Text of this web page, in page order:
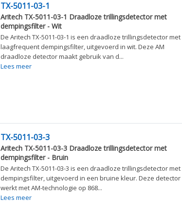
TX-5011-03-1
Aritech TX-5011-03-1 Draadloze trillingsdetector met
dempingsfilter - Wit
De Aritech TX-5011-03-1 is een draadloze trillingsdetector met
laagfrequent dempingsfilter, uitgevoerd in wit. Deze AM
draadloze detector maakt gebruik van d...
Lees meer
TX-5011-03-3
Aritech TX-5011-03-3 Draadloze trillingsdetector met
dempingsfilter - Bruin
De Aritech TX-5011-03-3 is een draadloze trillingsdetector met
dempingsfilter, uitgevoerd in een bruine kleur. Deze detector
werkt met AM-technologie op 868...
Lees meer